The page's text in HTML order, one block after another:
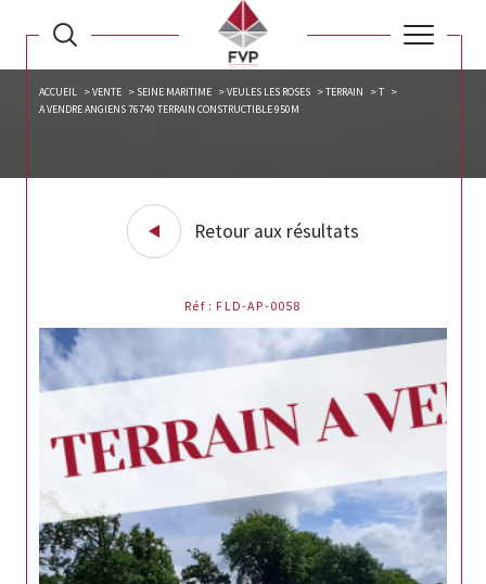
ACCUEIL VENTE SEINE MARITIME VEULES LES ROSES TERRAIN
T
A VENDRE ANGIENS 76740 TERRAIN CONSTRUCTIBLE 950M
Retour aux résultats
Réf : FLD-AP-0058